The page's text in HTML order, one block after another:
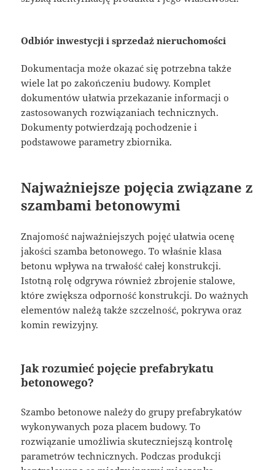
Odbiór inwestycji i sprzedaż nieruchomości
Dokumentacja może okazać się potrzebna także
wiele lat po zakończeniu budowy. Komplet
dokumentów ułatwia przekazanie informacji o
zastosowanych rozwiązaniach technicznych.
Dokumenty potwierdzają pochodzenie i
podstawowe parametry zbiornika.
Najważniejsze pojęcia związane z
szambami betonowymi
Znajomość najważniejszych pojęć ułatwia ocenę
jakości szamba betonowego. To właśnie klasa
betonu wpływa na trwałość całej konstrukcji.
Istotną rolę odgrywa również zbrojenie stalowe,
które zwiększa odporność konstrukcji. Do ważnych
elementów należą także szczelność, pokrywa oraz
komin rewizyjny.
Jak rozumieć pojęcie prefabrykatu
betonowego?
Szambo betonowe należy do grupy prefabrykatów
wykonywanych poza placem budowy. To
rozwiązanie umożliwia skuteczniejszą kontrolę
parametrów technicznych. Podczas produkcji